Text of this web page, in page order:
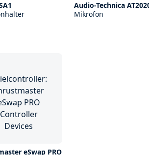
Audio-Technica
Mikrofon
eSwap PRO